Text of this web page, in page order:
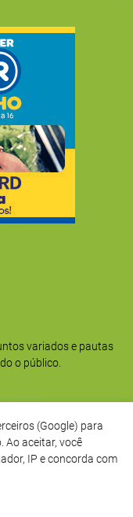
variados e pautas
o público.
(Google) para
Ao aceitar, você
IP e concorda com